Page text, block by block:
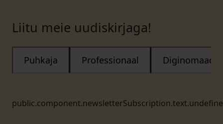
Liitu meie uudiskirjaga!
Puhkaja Professionaal Diginomaad